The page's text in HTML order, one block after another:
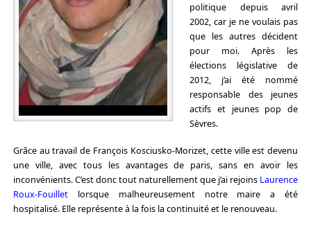
politique depuis avril
2002, car je ne voulais pas
que les autres décident
pour moi. Après les
élections législative de
2012, j’ai été nommé
responsable des jeunes
actifs et jeunes pop de
Sèvres.
Grâce au travail de François Kosciusko-Morizet, cette ville est devenu
une ville, avec tous les avantages de paris, sans en avoir les
inconvénients. C’est donc tout naturellement que j’ai rejoins Laurence
Roux-Fouilletlorsque malheureusement notre maire a été
hospitalisé. Elle représente à la fois la continuité et le renouveau.